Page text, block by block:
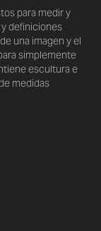
para medir y
definiciones
una imagen y el
simplemente
escultura e
medidas